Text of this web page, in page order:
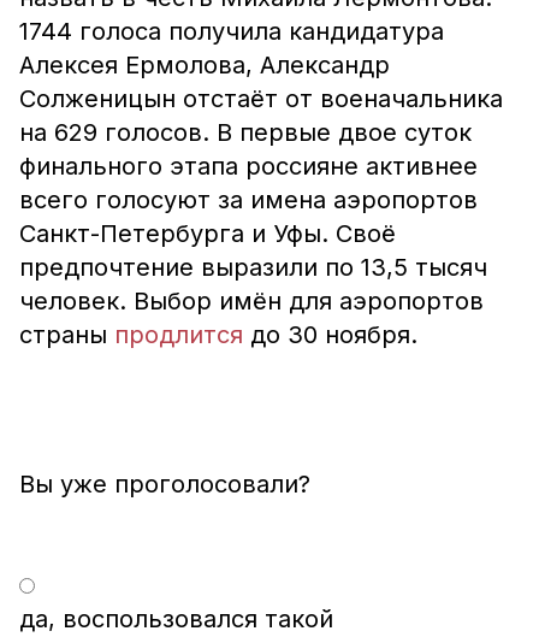
1744 голоса получила кандидатура
Алексея Ермолова, Александр
Солженицын отстаёт от военачальника
на 629 голосов. В первые двое суток
финального этапа россияне активнее
всего голосуют за имена аэропортов
Санкт-Петербурга и Уфы. Своё
предпочтение выразили по 13,5 тысяч
человек. Выбор имён для аэропортов
страны продлится до 30 ноября.
да, воспользовался такой